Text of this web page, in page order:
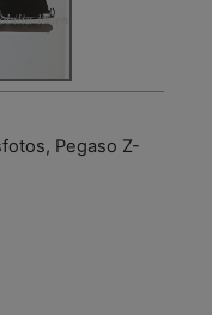
Pegaso Z-